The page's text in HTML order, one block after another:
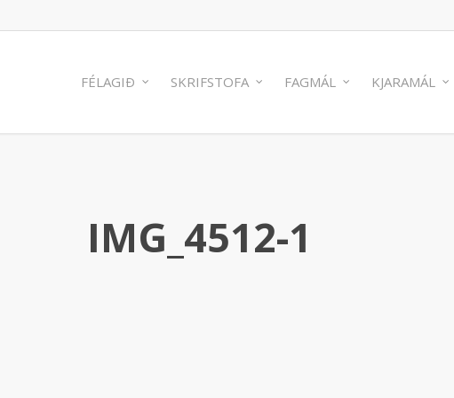
FÉLAGIÐ SKRIFSTOFA FAGMÁL KJARAMÁL
IMG_4512-1